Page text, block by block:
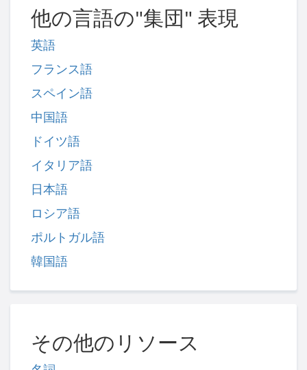
他の言語の"集団" 表現
英語
フランス語
スペイン語
中国語
ドイツ語
イタリア語
日本語
ロシア語
ポルトガル語
韓国語
その他のリソース